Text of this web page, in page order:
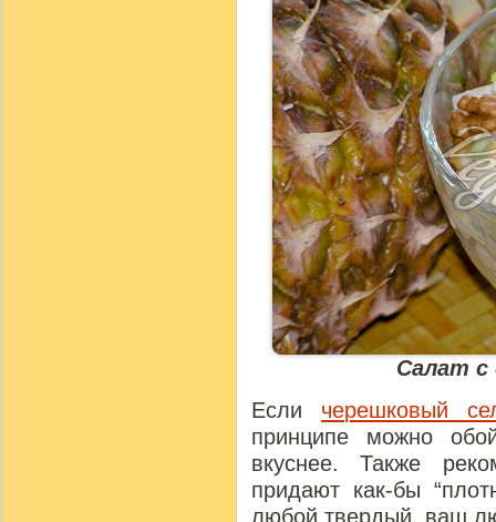
Салат с
Если черешковый
принципе можно
вкуснее. Также
придают как-бы
любой твердый, ваш